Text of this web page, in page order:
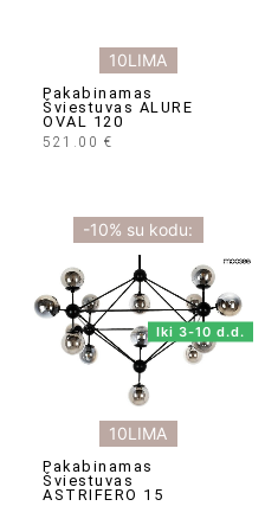
10LIMA
Pakabinamas
Šviestuvas ALURE
OVAL 120
521.00 €
10LIMA
-10% su kodu:
Iki 3-10 d.d.
Pakabinamas
Šviestuvas
ASTRIFERO 15